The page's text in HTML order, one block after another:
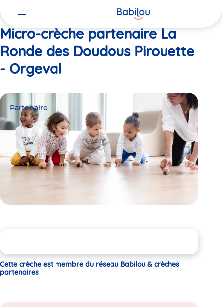
Micro-crèche partenaire La
Ronde des Doudous Pirouette
- Orgeval
Partenaire
Cette crèche est membre du réseau Babilou & crèches
partenaires